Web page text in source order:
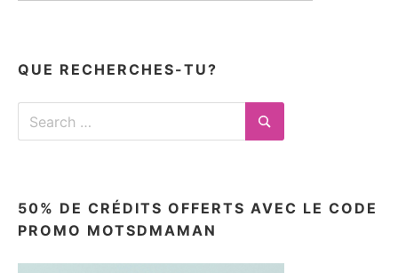
QUE RECHERCHES-TU?
Search
for:
Search
50% DE CRÉDITS OFFERTS AVEC LE CODE
PROMO MOTSDMAMAN